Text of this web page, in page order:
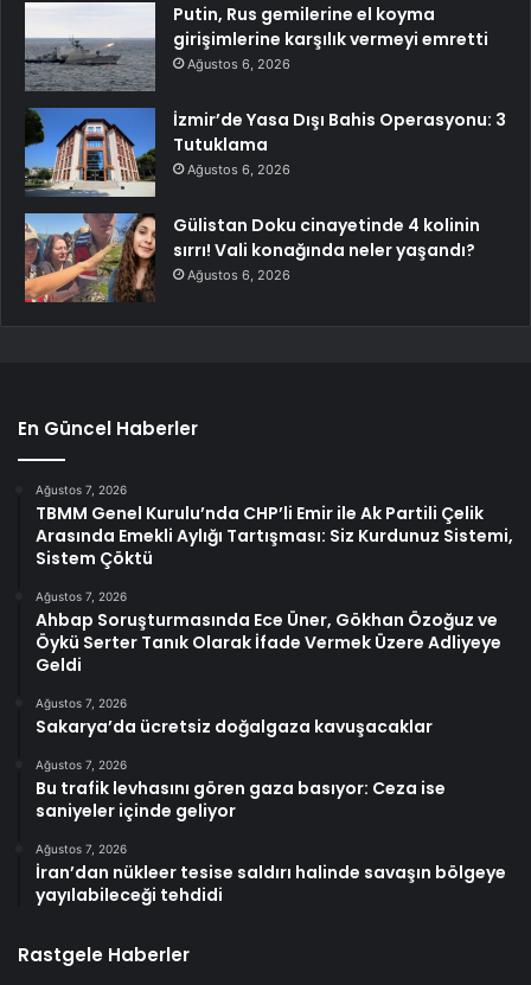
Putin, Rus gemilerine el koyma
girişimlerine karşılık vermeyi emretti
Ağustos 6, 2026
İzmir’de Yasa Dışı Bahis Operasyonu: 3
Tutuklama
Ağustos 6, 2026
Gülistan Doku cinayetinde 4 kolinin
sırrı! Vali konağında neler yaşandı?
Ağustos 6, 2026
En Güncel Haberler
Ağustos 7, 2026
TBMM Genel Kurulu’nda CHP’li Emir ile Ak Partili Çelik
Arasında Emekli Aylığı Tartışması: Siz Kurdunuz Sistemi,
Sistem Çöktü
Ağustos 7, 2026
Ahbap Soruşturmasında Ece Üner, Gökhan Özoğuz ve
Öykü Serter Tanık Olarak İfade Vermek Üzere Adliyeye
Geldi
Ağustos 7, 2026
Sakarya’da ücretsiz doğalgaza kavuşacaklar
Ağustos 7, 2026
Bu trafik levhasını gören gaza basıyor: Ceza ise
saniyeler içinde geliyor
Ağustos 7, 2026
İran’dan nükleer tesise saldırı halinde savaşın bölgeye
yayılabileceği tehdidi
Rastgele Haberler